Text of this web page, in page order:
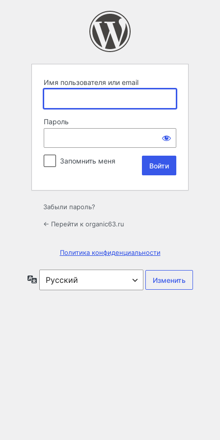
Имя пользователя или email
Пароль
Запомнить меня
Забыли пароль?
← Перейти к organic63.ru
Политика конфиденциальности
Язык